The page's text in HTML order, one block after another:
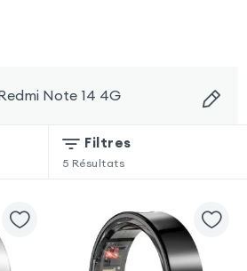
Note 14 4G
Filtres
5 Résultats